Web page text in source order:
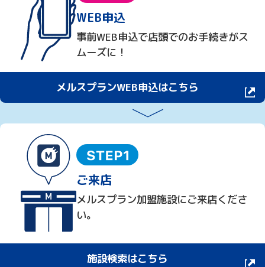
WEB申込
事前WEB申込で店頭でのお手続きがス
ムーズに！
メルスプランWEB申込はこちら
ご来店
メルスプラン加盟施設にご来店くださ
い。
施設検索はこちら